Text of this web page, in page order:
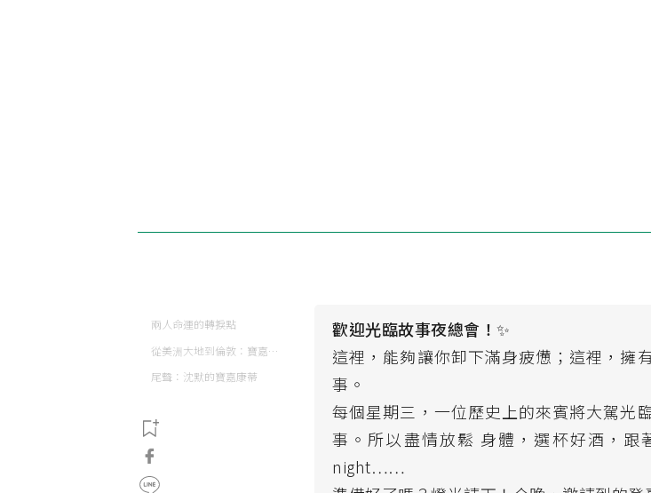
兩人命運的轉捩點
從美洲大地到倫敦：寶嘉康蒂的真實人生
尾聲：沈默的寶嘉康蒂
歡迎光臨故事夜總會！✨
這裡，能夠讓你卸下滿身疲憊；這裡，擁
事。
每個星期三，一位歷史上的來賓將大駕光
事。所以盡情放鬆 身體，選杯好酒，
night……